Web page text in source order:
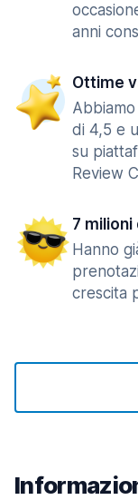
anni
Ottime
di 4,5 e
su
Review
7
Hanno
crescita